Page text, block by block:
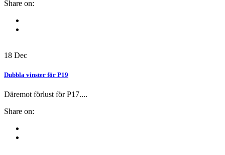
Share on:
18 Dec
Dubbla vinster för P19
Däremot förlust för P17....
Share on: